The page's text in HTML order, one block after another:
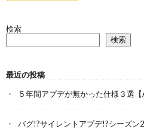
検索
検索
最近の投稿
５年間アプデが無かった仕様３選
バグ!?サイレントアプデ!?シーズ